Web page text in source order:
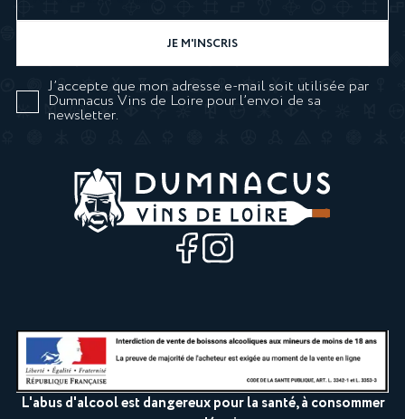
J’accepte que mon adresse e-mail soit utilisée par
Dumnacus Vins de Loire pour l’envoi de sa
newsletter.
L'abus d'alcool est dangereux pour la santé, à consommer